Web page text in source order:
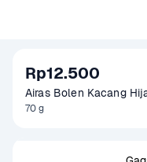
Rp12.500
Airas Bolen Kacang
70 g